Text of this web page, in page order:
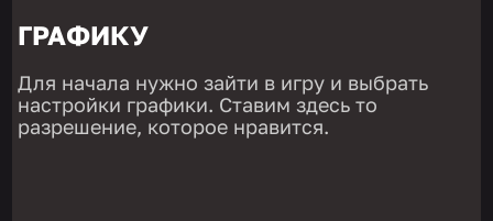
ГРАФИКУ
Для начала нужно зайти в игру и выбрать
настройки графики. Ставим здесь то
разрешение, которое нравится.